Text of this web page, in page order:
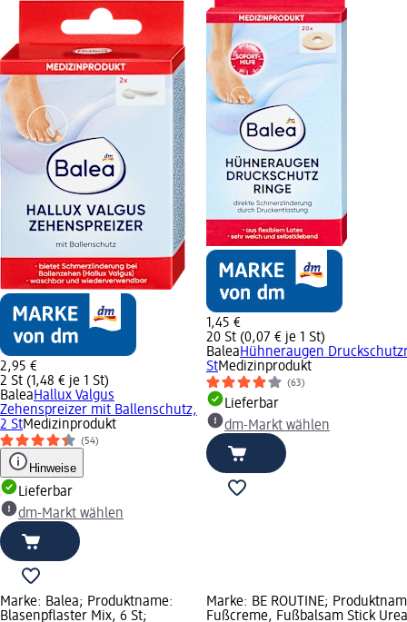
2,95 €
2 St (1,48 € je 1 St)
BaleaHallux Valgus
Zehenspreizer mit Ballenschutz,
2 StMedizinprodukt
(54)
Hinweise
Lieferbar
dm-Markt wählen
1,45 €
20 St (0,07 € je 1 St)
BaleaHühneraugen
StMedizinprodukt
(63)
Lieferbar
dm-Markt wählen
Marke: Balea; Produktname:
Blasenpflaster Mix, 6 St;
Marke: BE ROUTINE;
Fußcreme, Fußbalsam Stick